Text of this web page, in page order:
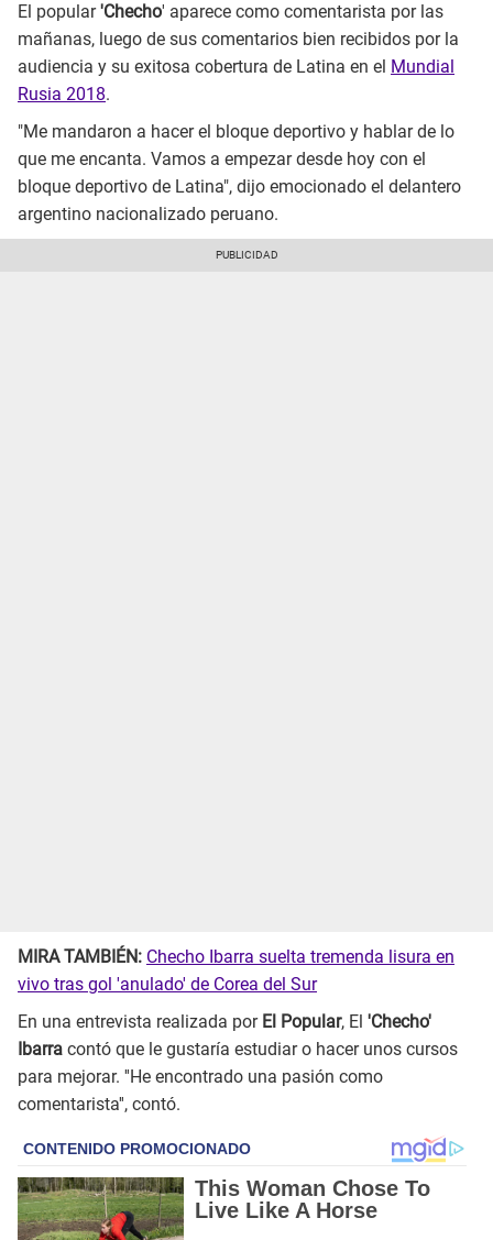
El popular'Checho' aparece como comentarista por las
mañanas, luego de sus comentarios bien recibidos por la
audiencia y su exitosa cobertura de Latina en el Mundial
Rusia 2018.
"Me mandaron a hacer el bloque deportivo y hablar de lo
que me encanta. Vamos a empezar desde hoy con el
bloque deportivo de Latina", dijo emocionado el delantero
argentino nacionalizado peruano.
MIRA TAMBIÉN: Checho Ibarra suelta tremenda lisura en
vivo tras gol 'anulado' de Corea del Sur
En una entrevista realizada por El Popular, El 'Checho'
Ibarra contó que le gustaría estudiar o hacer unos cursos
para mejorar. ''He encontrado una pasión como
comentarista'', contó.